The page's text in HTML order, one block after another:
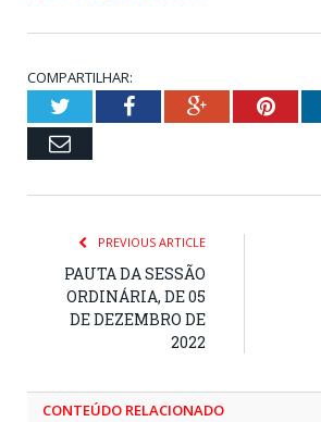
COMPARTILHAR:
TwitterFacebookGoogle+
Email
PREVIOUS ARTICLE
PAUTA DA SESSÃO
ORDINÁRIA, DE 05
DE DEZEMBRO DE
2022
CONTEÚDO RELACIONADO